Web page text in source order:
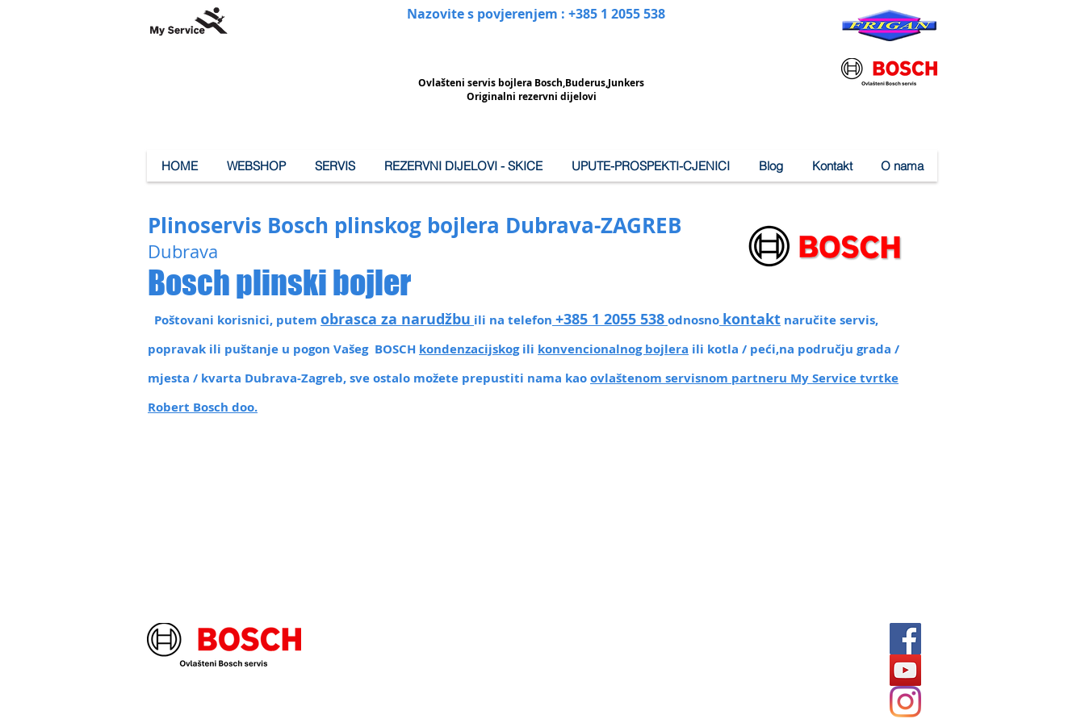
Nazovite s povjerenjem : +385 1 2055 538
Ovlašteni servis bojlera Bosch,Buderus,Junkers
Originalni rezervni dijelovi
HOME WEBSHOP SERVIS REZERVNI DIJELOVI - SKICE UPUTE-PROSPEKTI-CJENICI Blog Kontakt O nama
Plinoservis Bosch plinskog bojlera Dubrava-ZAGREB
Dubrava
Bosch plinski bojler
Poštovani korisnici, putem obrasca za narudžbu ili na telefon +385 1 2055 538odnosno kontakt naručite servis,
popravak ili puštanje u pogon Vašeg BOSCH kondenzacijskogili konvencionalnog bojlera ili kotla / peći,na području grada /
mjesta / kvarta Dubrava-Zagreb, sve ostalo možete prepustiti nama kaoovlaštenom servisnom partneru My Service tvrtke
Robert Bosch doo.